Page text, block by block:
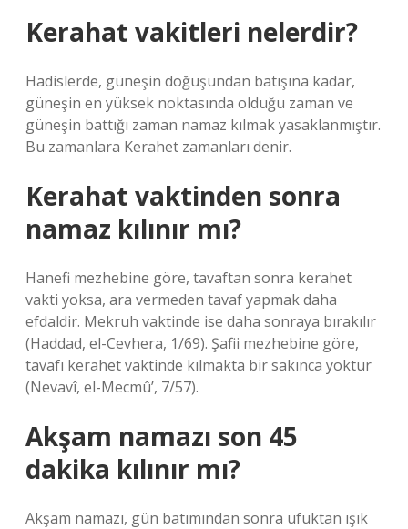
Kerahat vakitleri nelerdir?
Hadislerde, güneşin doğuşundan batışına kadar,
güneşin en yüksek noktasında olduğu zaman ve
güneşin battığı zaman namaz kılmak yasaklanmıştır.
Bu zamanlara Kerahet zamanları denir.
Kerahat vaktinden sonra
namaz kılınır mı?
Hanefi mezhebine göre, tavaftan sonra kerahet
vakti yoksa, ara vermeden tavaf yapmak daha
efdaldir. Mekruh vaktinde ise daha sonraya bırakılır
(Haddad, el-Cevhera, 1/69). Şafii mezhebine göre,
tavafı kerahet vaktinde kılmakta bir sakınca yoktur
(Nevavî, el-Mecmû’, 7/57).
Akşam namazı son 45
dakika kılınır mı?
Akşam namazı, gün batımından sonra ufuktan ışık